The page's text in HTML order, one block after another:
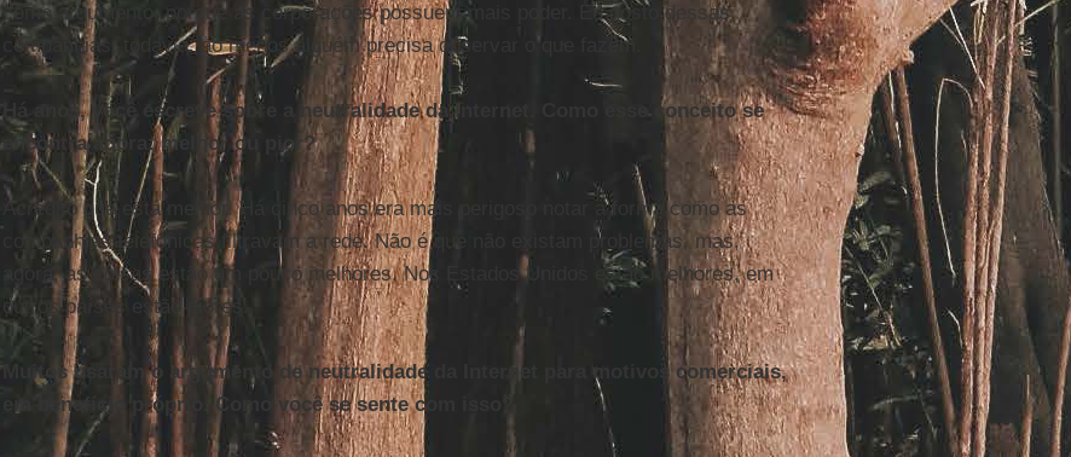
como argumento, porque as corporações possuem mais poder. Eu gosto dessas
companhias, todavia, ao menos alguém precisa observar o que fazem.
Há anos, você escreve sobre a neutralidade da Internet. Como esse conceito se
encontra agora: melhor ou pior?
Acredito que está melhor. Há cinco anos era mais perigoso notar a forma como as
companhias telefônicas filtravam a rede. Não é que não existam problemas, mas,
agora, as coisas estão um pouco melhores. Nos Estados Unidos estão melhores, em
outros países estão piores.
Muitos usaram o argumento de neutralidade da Internet para motivos comerciais,
em benefício próprio. Como você se sente com isso?